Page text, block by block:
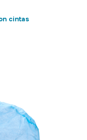
cintas